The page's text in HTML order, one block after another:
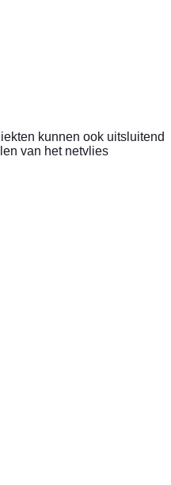
kunnen ook uitsluitend
van het netvlies